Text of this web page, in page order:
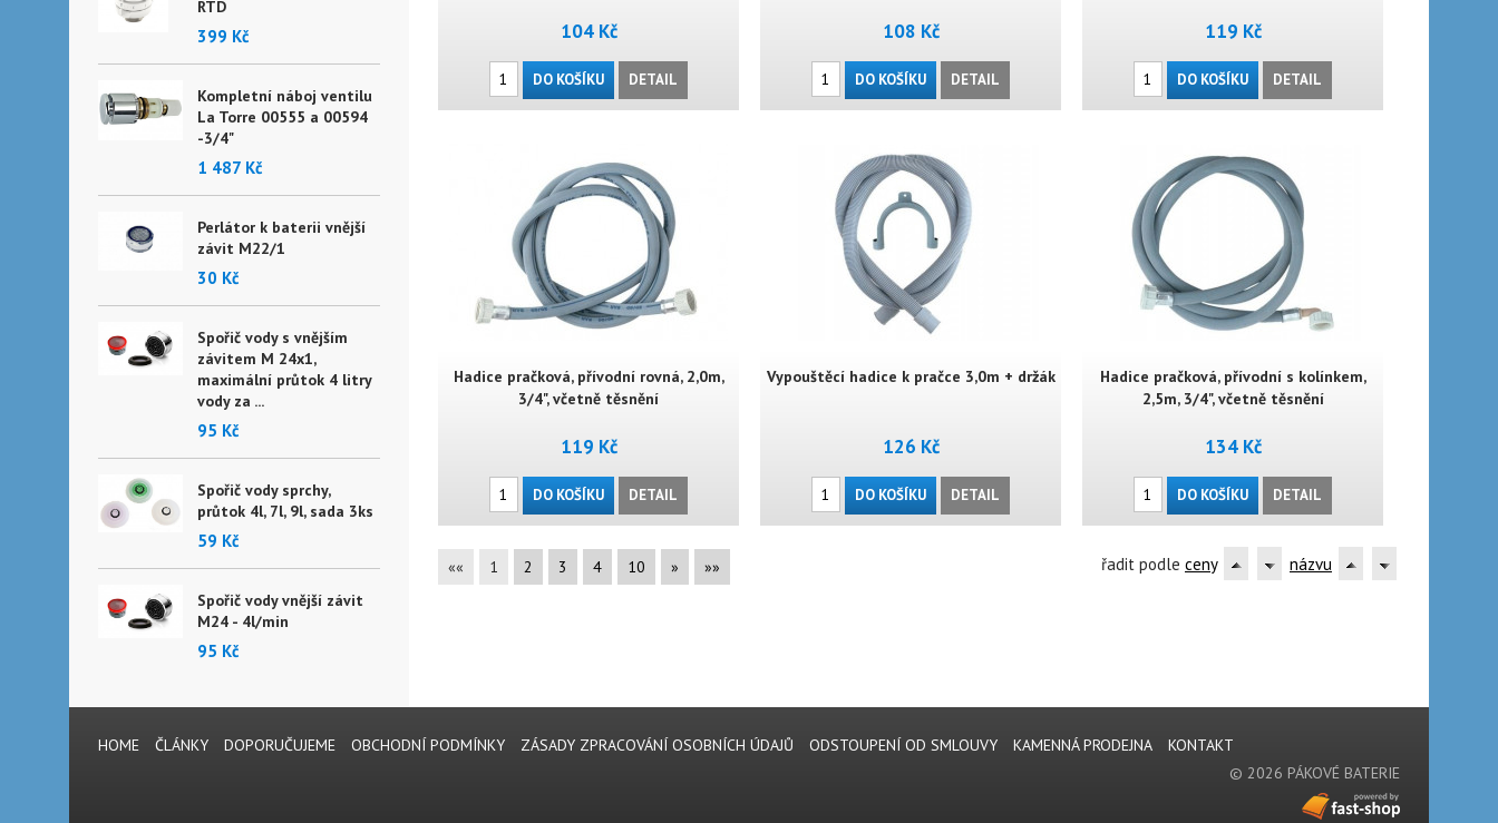
RTD
399 Kč
Kompletní náboj ventilu
La Torre 00555 a 00594
-3/4"
1 487 Kč
Perlátor k baterii vnější
závit M22/1
30 Kč
Spořič vody s vnějším
závitem M 24x1,
maximální průtok 4 litry
vody za ...
95 Kč
Spořič vody sprchy,
průtok 4l, 7l, 9l, sada 3ks
59 Kč
Spořič vody vnější závit
M24 - 4l/min
95 Kč
104 Kč
DO KOŠÍKU DETAIL
108 Kč
DO KOŠÍKU DETAIL
119 Kč
DO KOŠÍKU DETAIL
Hadice pračková, přívodní rovná, 2,0m,
3/4", včetně těsnění
119 Kč
DO KOŠÍKU DETAIL
Vypouštěcí hadice k pračce 3,0m + držák
126 Kč
DO KOŠÍKU DETAIL
Hadice pračková, přívodní s kolínkem,
2,5m, 3/4", včetně těsnění
134 Kč
DO KOŠÍKU DETAIL
«« 1 2 3 4 10 » »» řadit podle ceny názvu
HOME ČLÁNKY DOPORUČUJEME OBCHODNÍ PODMÍNKY ZÁSADY ZPRACOVÁNÍ OSOBNÍCH ÚDAJŮ ODSTOUPENÍ OD SMLOUVY KAMENNÁ PRODEJNA
KONTAKT
© 2026 PÁKOVÉ BATERIE